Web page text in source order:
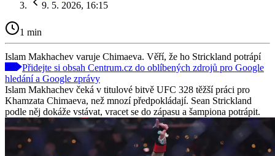
9. 5. 2026, 16:15
1 min
Islam Makhachev varuje Chimaeva. Věří, že ho Strickland potrápí
Přidejte si obsah Centrum.cz do oblíbených zdrojů pro Google
hledání a Google zprávy
Islam Makhachev čeká v titulové bitvě UFC 328 těžší práci pro
Khamzata Chimaeva, než mnozí předpokládají. Sean Strickland
podle něj dokáže vstávat, vracet se do zápasu a šampiona potrápit.